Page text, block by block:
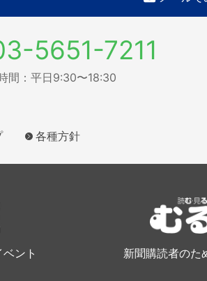
5651-7211
間：平日9:30〜18:30
各種方針
ント 新聞購読者のた